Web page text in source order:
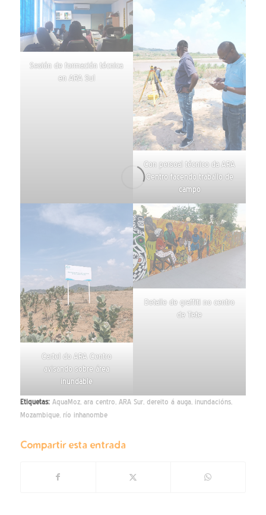
Sesión de formación técnica
en ARA Sul
Con persoal técnico da ARA
Centro facendo traballo de
campo
Cartel do ARA Centro
avisando sobre área
inundable
Detalle de graffiti no centro
de Tete
Etiquetas: AquaMoz, ara centro ARA Sur, dereito á auga inundacións,
Mozambique, río inhanombe
Compartir esta entrada